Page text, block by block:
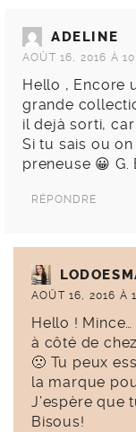
ADELINE
AOÛT 16, 2016 À
Hello , Encore
grande
il dejà sorti,
Si tu sais ou
preneuse 😀 G.
RÉPONDRE
AOÛT 16, 2016 À
Hello !
à côté de
🙁 Tu peux
la marque
J’espère que
Bisous!